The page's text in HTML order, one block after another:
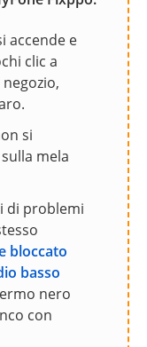
accende e
clic a
si
mela
di problemi
bloccato
basso
nero
con